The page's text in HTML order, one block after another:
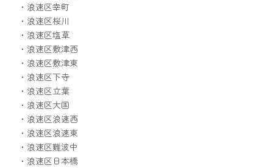
・浪速区幸町
・浪速区桜川
・浪速区塩草
・浪速区敷津西
・浪速区敷津東
・浪速区下寺
・浪速区立葉
・浪速区大国
・浪速区浪速西
・浪速区浪速東
・浪速区難波中
・浪速区日本橋